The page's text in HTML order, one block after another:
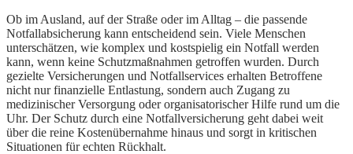
Ob im Ausland, auf der Straße oder im Alltag – die passende
Notfallabsicherung kann entscheidend sein. Viele Menschen
unterschätzen, wie komplex und kostspielig ein Notfall werden
kann, wenn keine Schutzmaßnahmen getroffen wurden. Durch
gezielte Versicherungen und Notfallservices erhalten Betroffene
nicht nur finanzielle Entlastung, sondern auch Zugang zu
medizinischer Versorgung oder organisatorischer Hilfe rund um die
Uhr. Der Schutz durch eine Notfallversicherung geht dabei weit
über die reine Kostenübernahme hinaus und sorgt in kritischen
Situationen für echten Rückhalt.